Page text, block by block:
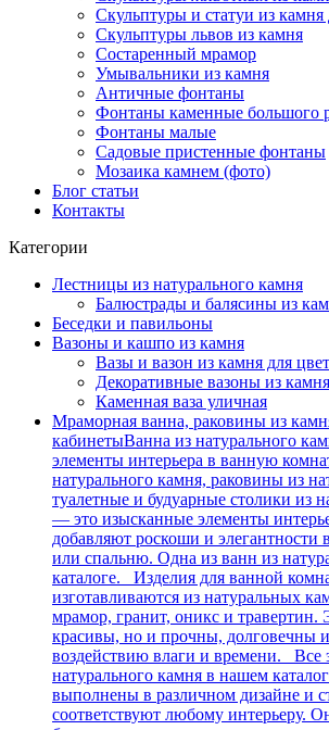
Скульптуры и статуи из камня
Скульптуры львов из камня
Состаренный мрамор
Умывальники из камня
Античные фонтаны
Фонтаны каменные большого
Фонтаны малые
Садовые пристенные фонтаны
Мозаика камнем (фото)
Блог статьи
Контакты
Категории
Лестницы из натурального камня
Балюстрады и балясины из
Беседки и павильоны
Вазоны и кашпо из камня
Вазы и вазон из камня для
Декоративные вазоны из камня
Каменная ваза уличная
Мраморная ванна, раковины из
кабинетыВанна из натурального
элементы интерьера в ванную
натурального камня, раковины из
туалетные и будуарные столики из
— это изысканные элементы
добавляют роскоши и элегантности
или спальню. Одна из ванн из
каталоге. Изделия для ванной
изготавливаются из натуральных
мрамор, гранит, оникс и травертин.
красивы, но и прочны, долговечны
воздействию влаги и времени. Все
натурального камня в нашем
выполнены в различном дизайне и
соответствуют любому интерьеру.